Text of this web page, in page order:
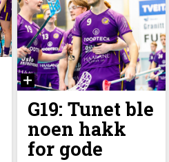
G19: Tunet ble
noen hakk
for gode